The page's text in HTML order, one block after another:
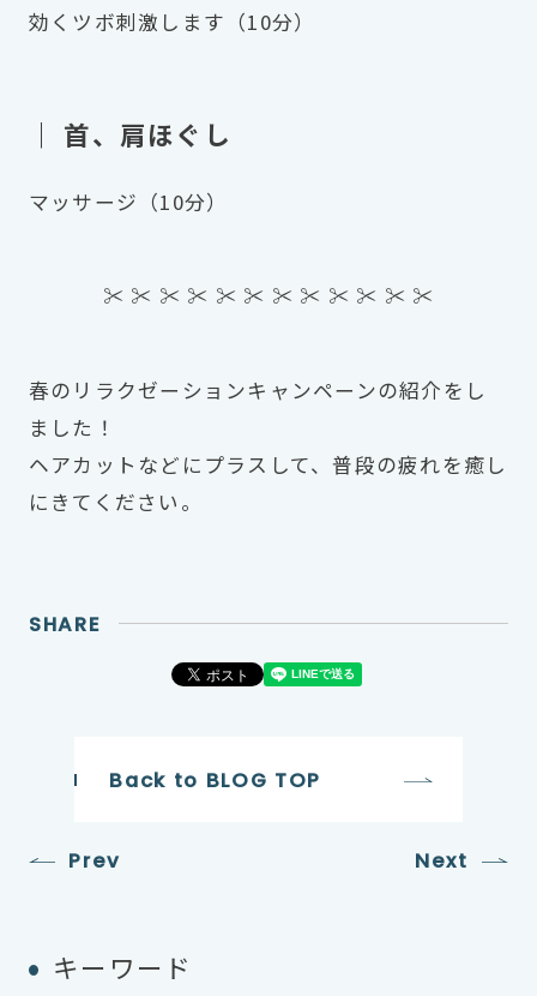
効くツボ刺激します（10分）
｜ 首、肩ほぐし
マッサージ（10分）
✂︎ ✂︎ ✂︎ ✂︎ ✂︎ ✂︎ ✂︎ ✂︎ ✂︎ ✂︎ ✂︎ ✂︎
春のリラクゼーションキャンペーンの紹介をし
ました！
ヘアカットなどにプラスして、普段の疲れを癒し
にきてください。
SHARE
Prev
Back to BLOG TOP
Next
キーワード